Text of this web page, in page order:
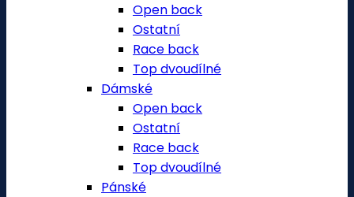
Open back
Ostatní
Race back
Top dvoudílné
Dámské
Open back
Ostatní
Race back
Top dvoudílné
Pánské